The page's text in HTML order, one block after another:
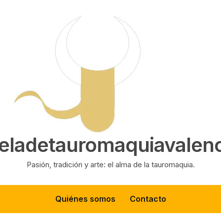
Pasión, tradición y arte: el alma de la tauromaquia.
Quiénes somos Contacto